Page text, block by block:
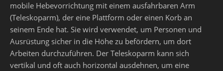
mobile Hebevorrichtung mit einem ausfahrbaren Arm
(Teleskoparm), der eine Plattform oder einen Korb an
seinem Ende hat. Sie wird verwendet, um Personen und
Ausrüstung sicher in die Höhe zu befördern, um dort
Arbeiten durchzuführen. Der Teleskoparm kann sich
vertikal und oft auch horizontal ausdehnen, um eine